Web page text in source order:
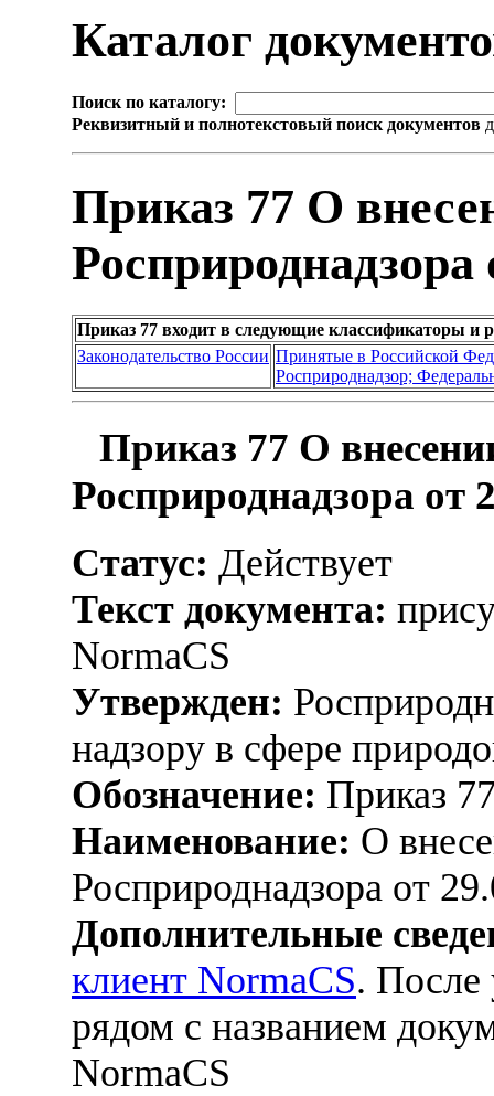
Каталог
Поиск по каталогу:
Реквизитный и полнотекстовый поиск документов
Приказ 77 О
Росприроднадзора
Приказ 77 входит в следующие классификаторы и
Законодательство России Принятые в Российской
Росприроднадзор;
Приказ 77 О
Росприроднадзора от
Статус: Действует
Текст документа:
NormaCS
Утвержден:
надзору в сфере
Обозначение: Приказ
Наименование: О
Росприроднадзора от
Дополнительные
клиент NormaCS. После
рядом с названием
NormaCS